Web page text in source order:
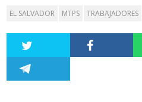
EL SALVADOR MTPS TRABAJADORES